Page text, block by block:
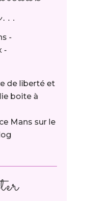
de liberté et
boite à
Mans sur le